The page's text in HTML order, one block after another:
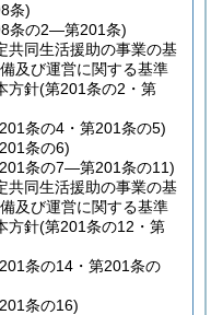
条)
条の2―第201条)
共同生活援助の事業の基
及び運営に関する基準
方針(第201条の2・第
条の4・第201条の5)
条の6)
条の7―第201条の11)
共同生活援助の事業の基
及び運営に関する基準
方針(第201条の12・第
条の14・第201条の
条の16)